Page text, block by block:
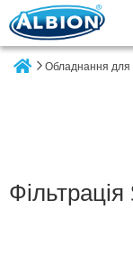
Обладнання для